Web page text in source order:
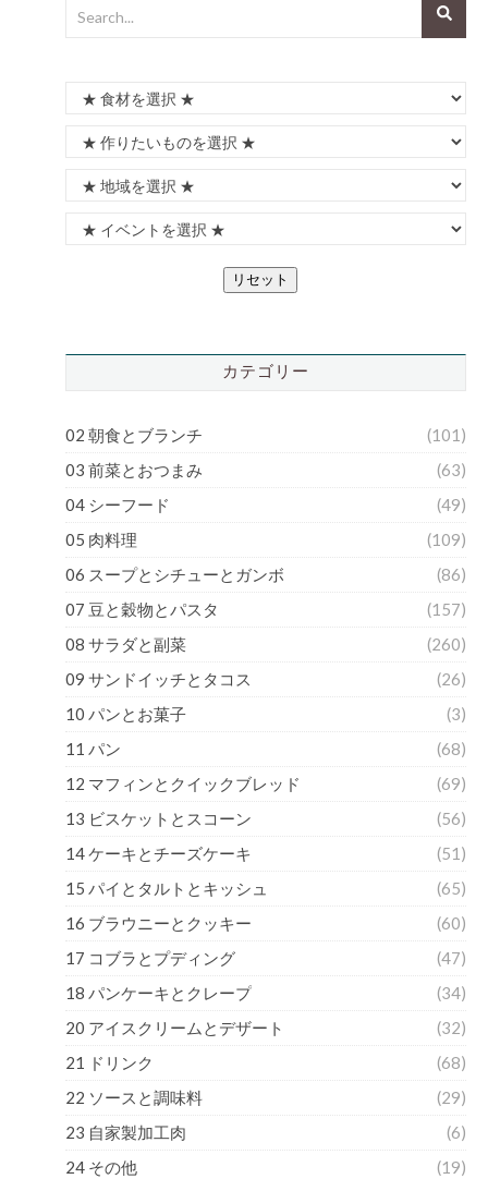
リセット
カテゴリー
02 朝食とブランチ
(101)
03 前菜とおつまみ
(63)
04 シーフード
(49)
05 肉料理
(109)
06 スープとシチューとガンボ
(86)
07 豆と穀物とパスタ
(157)
08 サラダと副菜
(260)
09 サンドイッチとタコス
(26)
10 パンとお菓子
(3)
11 パン
(68)
12 マフィンとクイックブレッド
(69)
13 ビスケットとスコーン
(56)
14 ケーキとチーズケーキ
(51)
15 パイとタルトとキッシュ
(65)
16 ブラウニーとクッキー
(60)
17 コブラとプディング
(47)
18 パンケーキとクレープ
(34)
20 アイスクリームとデザート
(32)
21 ドリンク
(68)
22 ソースと調味料
(29)
23 自家製加工肉
(6)
24 その他
(19)